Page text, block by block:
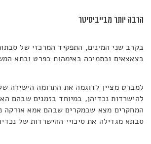
הרבה יותר מבייביסיטר
בקרב שני המינים, התפקיד המרכזי של
בצאצאים ובתמיכה באימהות בפרט ובתא
למברט מציין לדוגמה את התרומה הישירה
להישרדות נכדיהן, במיוחד בזמנים שבהם
המחקרים מצא שבמקרים שבהם אמא אורקה
סבתא מגדילה את סיכויי ההישרדות של